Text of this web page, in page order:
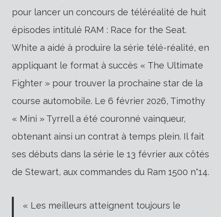
pour lancer un concours de téléréalité de huit
épisodes intitulé RAM : Race for the Seat.
White a aidé à produire la série télé-réalité, en
appliquant le format à succès « The Ultimate
Fighter » pour trouver la prochaine star de la
course automobile. Le 6 février 2026, Timothy
« Mini » Tyrrell a été couronné vainqueur,
obtenant ainsi un contrat à temps plein. Il fait
ses débuts dans la série le 13 février aux côtés
de Stewart, aux commandes du Ram 1500 n°14.
« Les meilleurs atteignent toujours le